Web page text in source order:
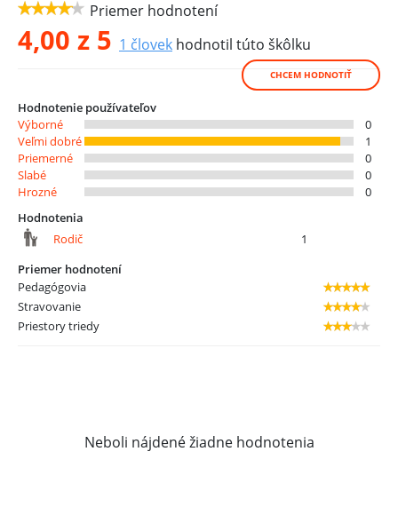
Priemer hodnotení
4,00 z 5 1 človek hodnotil túto škôlku
CHCEM HODNOTIŤ
Hodnotenie používateľov
Výborné
0
Veľmi dobré
1
Priemerné
0
Slabé
0
Hrozné
0
Hodnotenia
Rodič
1
Priemer hodnotení
Pedagógovia
Stravovanie
Priestory triedy
Neboli nájdené žiadne hodnotenia